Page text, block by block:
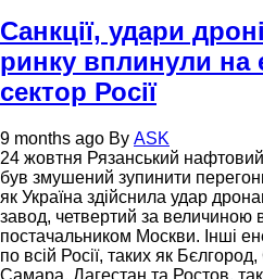
Санкції, удари
ринку вплинули на
сектор Росії
9 months ago By ASK
24 жовтня Рязанський нафтовий
був змушений зупинити
як Україна здійснила удар
завод, четвертий за величиною
постачальником Москви. Інші
по всій Росії, таких як
Самара, Дагестан та Ростов,